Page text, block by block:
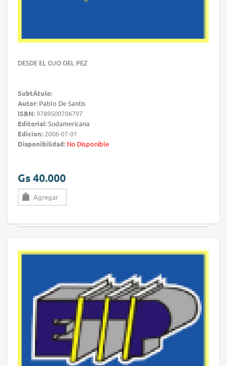
DESDE EL OJO DEL PEZ
SubtÃ­tulo:
Autor: Pablo De Santis
ISBN:9789500706797
Editorial:Sudamericana
Edicion: 2006-07-01
Disponibilidad: No Disponible
Gs 40.000
Agregar